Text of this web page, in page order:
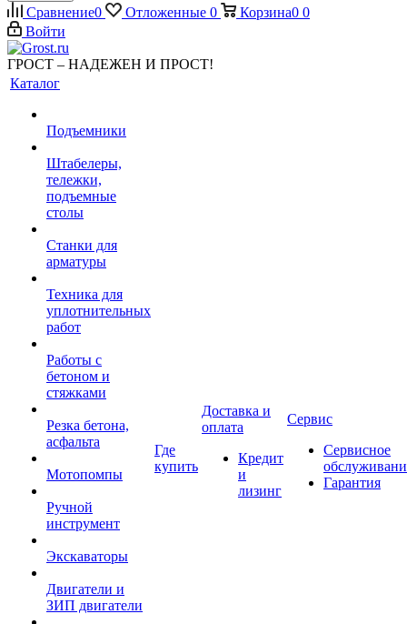
Сравнение0 Отложенные 0 Корзина0 0
Войти
ГРОСТ – НАДЕЖЕН И ПРОСТ!
Каталог
Подъемники
Штабелеры,
тележки,
подъемные
столы
Станки для
арматуры
Техника для
уплотнительных
работ
Работы с
бетоном и
стяжками
Резка бетона,
асфальта
Мотопомпы
Ручной
инструмент
Экскаваторы
Двигатели и
ЗИП двигатели
Где
купить
Доставка и
оплата
Кредит
и
лизинг
Сервис
Сервисное
Гарантия